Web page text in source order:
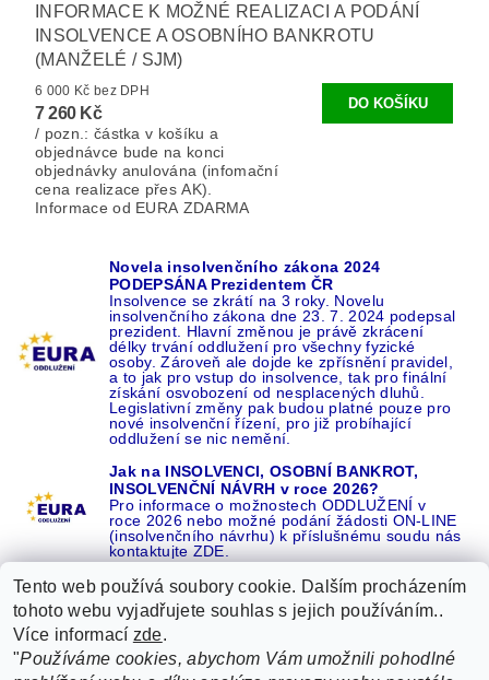
INFORMACE K MOŽNÉ REALIZACI A PODÁNÍ
INSOLVENCE A OSOBNÍHO BANKROTU
(MANŽELÉ / SJM)
6 000 Kč bez DPH
7 260 Kč
/ pozn.: částka v košíku a
objednávce bude na konci
objednávky anulována (infomační
cena realizace přes AK).
Informace od EURA ZDARMA
Novela insolvenčního zákona 2024
PODEPSÁNA Prezidentem ČR
Insolvence se zkrátí na 3 roky. Novelu
insolvenčního zákona dne 23. 7. 2024 podepsal
prezident. Hlavní změnou je právě zkrácení
délky trvání oddlužení pro všechny fyzické
osoby. Zároveň ale dojde ke zpřísnění pravidel,
a to jak pro vstup do insolvence, tak pro finální
získání osvobození od nesplacených dluhů.
Legislativní změny pak budou platné pouze pro
nové insolvenční řízení, pro již probíhající
oddlužení se nic nemění.
Jak na INSOLVENCI, OSOBNÍ BANKROT,
INSOLVENČNÍ NÁVRH v roce 2026?
Pro informace o možnostech ODDLUŽENÍ v
roce 2026 nebo možné podání žádosti ON-LINE
(insolvenčního návrhu) k příslušnému soudu nás
kontaktujte ZDE.
Recenze o NÁS na GOOGLE 16 let REFERENCÍ v celé ČR |
Recenze o NÁS na SEZNAMU |
Tento web používá soubory cookie. Dalším procházením
tohoto webu vyjadřujete souhlas s jejich používáním..
Více informací zde.
"Používáme cookies, abychom Vám umožnili pohodlné